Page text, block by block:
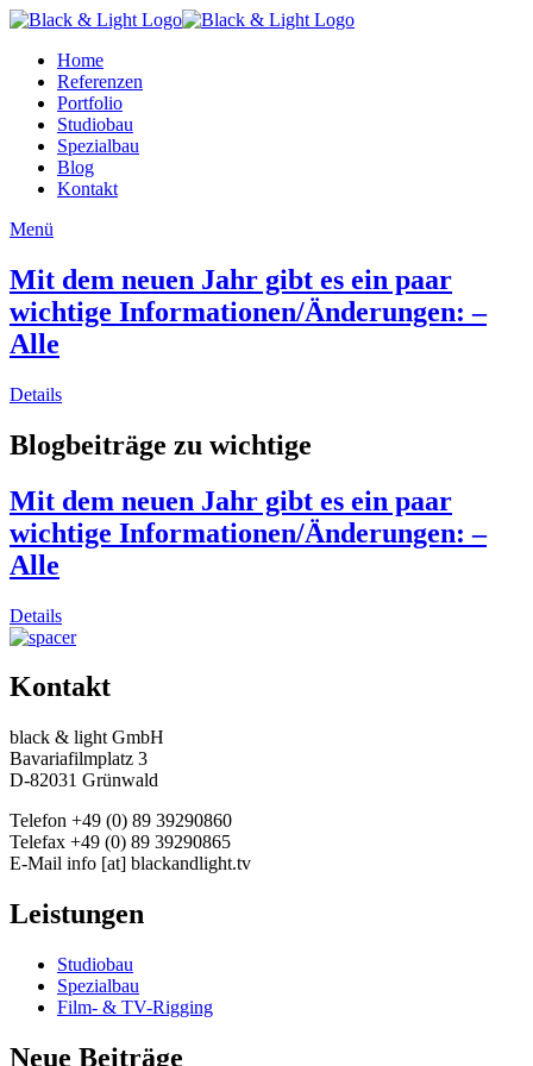
Home
Referenzen
Portfolio
Studiobau
Spezialbau
Blog
Kontakt
Menü
Mit dem neuen Jahr gibt es ein paar
wichtige Informationen/Änderungen: –
Alle
Details
Blogbeiträge zu wichtige
Mit dem neuen Jahr gibt es ein paar
wichtige Informationen/Änderungen: –
Alle
Details
Kontakt
black & light GmbH
Bavariafilmplatz 3
D-82031 Grünwald
Telefon +49 (0) 89 39290860
Telefax +49 (0) 89 39290865
E-Mail info [at] blackandlight.tv
Leistungen
Studiobau
Spezialbau
Film- & TV-Rigging
Neue Beiträge